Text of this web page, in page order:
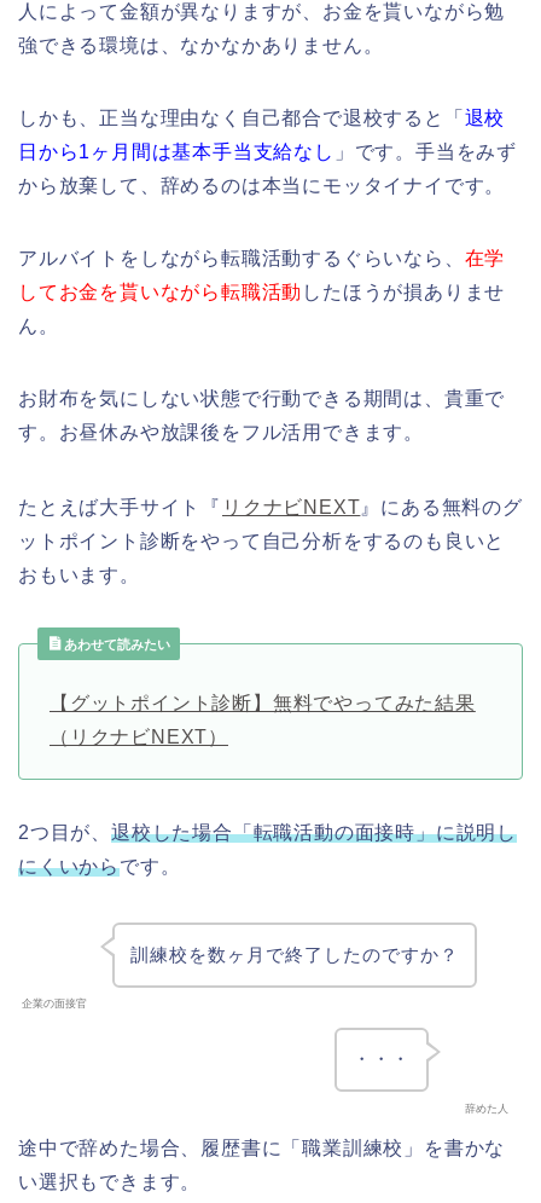
人によって金額が異なりますが、お金を貰いながら勉
強できる環境は、なかなかありません。
しかも、正当な理由なく自己都合で退校すると「 退校
日から1ヶ月間は基本手当支給なし 」です。手当をみず
から放棄して、辞めるのは本当にモッタイナイです。
アルバイトをしながら転職活動するぐらいなら、 在学
してお金を貰いながら転職活動 したほうが損ありませ
ん。
お財布を気にしない状態で行動できる期間は、貴重で
す。お昼休みや放課後をフル活用できます。
たとえば大手サイト『 リクナビNEXT 』にある無料のグ
ットポイント診断をやって自己分析をするのも良いと
おもいます。
あわせて読みたい
【グットポイント診断】無料でやってみた結果
（リクナビNEXT）
2つ目が、 退校した場合「転職活動の面接時」に説明し
にくいからです。
企業の面接官
訓練校を数ヶ月で終了したのですか？
辞めた人
・・・
途中で辞めた場合、履歴書に「職業訓練校」を書かな
い選択もできます。